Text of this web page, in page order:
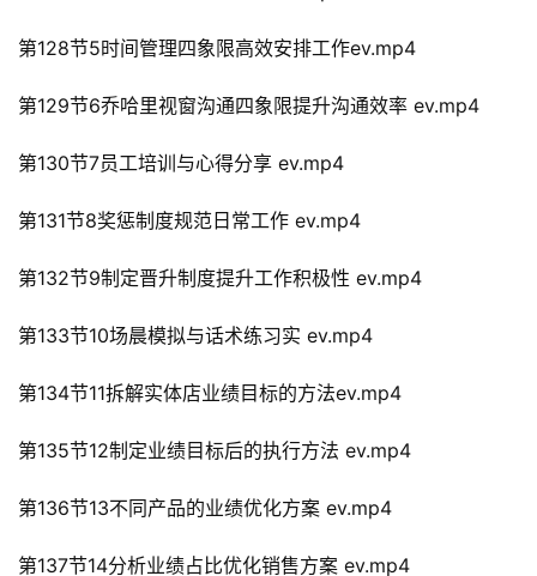
第128节5时间管理四象限高效安排工作ev.mp4
第129节6乔哈里视窗沟通四象限提升沟通效率 ev.mp4
第130节7员工培训与心得分享 ev.mp4
第131节8奖惩制度规范日常工作 ev.mp4
第132节9制定晋升制度提升工作积极性 ev.mp4
第133节10场晨模拟与话术练习实 ev.mp4
第134节11拆解实体店业绩目标的方法ev.mp4
第135节12制定业绩目标后的执行方法 ev.mp4
第136节13不同产品的业绩优化方案 ev.mp4
第137节14分析业绩占比优化销售方案 ev.mp4